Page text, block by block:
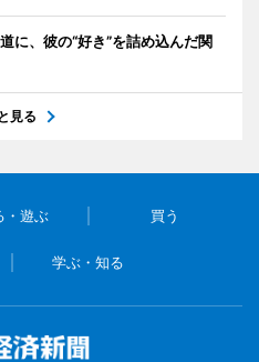
、彼の“好き”を詰め込んだ関
見る
・遊ぶ 買う
学ぶ・知る